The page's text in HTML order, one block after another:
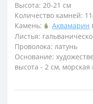
Высота: 20-21 см
Количество камней:
Камень:
Аквамарин
Листья:
Проволока: латунь
Основание:
высота - 2 см, морская